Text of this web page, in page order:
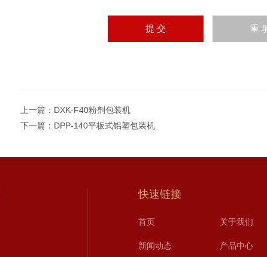
上一篇： DXK-F40粉剂包装机
下一篇： DPP-140平板式铝塑包装机
快速链接
首页 关于我们
新闻动态 产品中心